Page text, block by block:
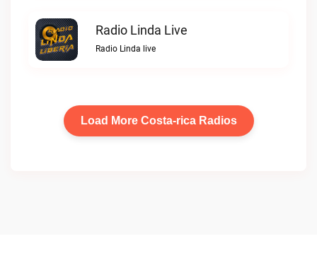
Radio Linda Live
Radio Linda live
Load More Costa-rica Radios